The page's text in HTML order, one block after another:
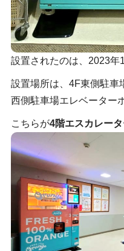
設置されたのは、2023年
設置場所は、4F東側駐車
西側駐車場エレベーター
こちらが4階エスカレー